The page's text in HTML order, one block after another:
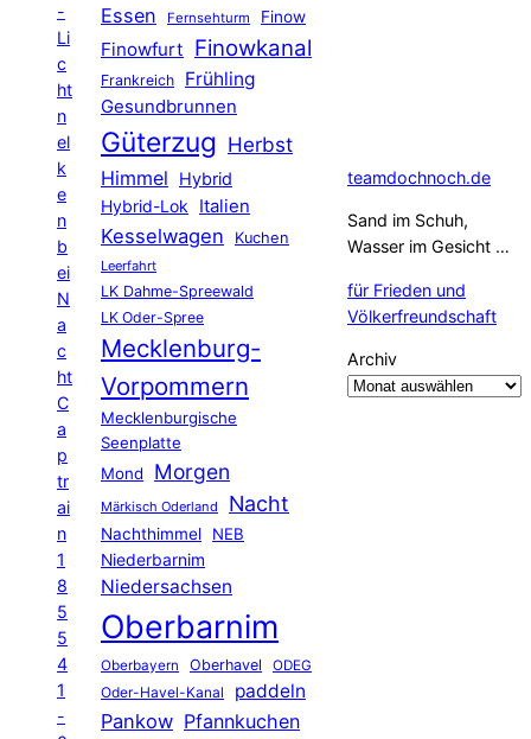
-
Li
c
ht
n
el
k
e
n
b
ei
N
a
c
ht
C
a
p
tr
ai
n
1
8
5
5
4
1
-
Essen Fernsehturm Finow
Finowfurt Finowkanal
Frankreich Frühling
Gesundbrunnen
Güterzug Herbst
Himmel
Hybrid
Hybrid-Lok Italien
Kesselwagen Kuchen
Leerfahrt
LK Dahme-Spreewald
LK Oder-Spree
Mecklenburg-
Vorpommern
Mecklenburgische
Seenplatte
Mond
Morgen
Märkisch Oderland Nacht
Nachthimmel
NEB
Niederbarnim
Niedersachsen
Oberbarnim
Oberbayern Oberhavel ODEG
Oder-Havel-Kanal paddeln
Pankow Pfannkuchen
teamdochnoch.de
Sand im Schuh,
Wasser im Gesicht …
für Frieden und
Völkerfreundschaft
Archiv